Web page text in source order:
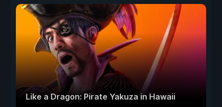
Like a Dragon: Pirate Yakuza in Hawaii